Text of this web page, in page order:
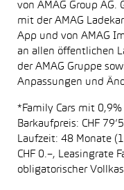
von AMAG Group
mit der AMAG
App und von AMAG
an allen öffentlichen
der AMAG Gruppe
Anpassungen und
*Family Cars mit
Barkaufpreis: CHF
Laufzeit: 48 Monate
CHF 0.–, Leasingrate
obligatorischer